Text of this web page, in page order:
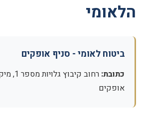
הלאומי
ביטוח לאומי - סניף אופקים
כתובת:
אופקים